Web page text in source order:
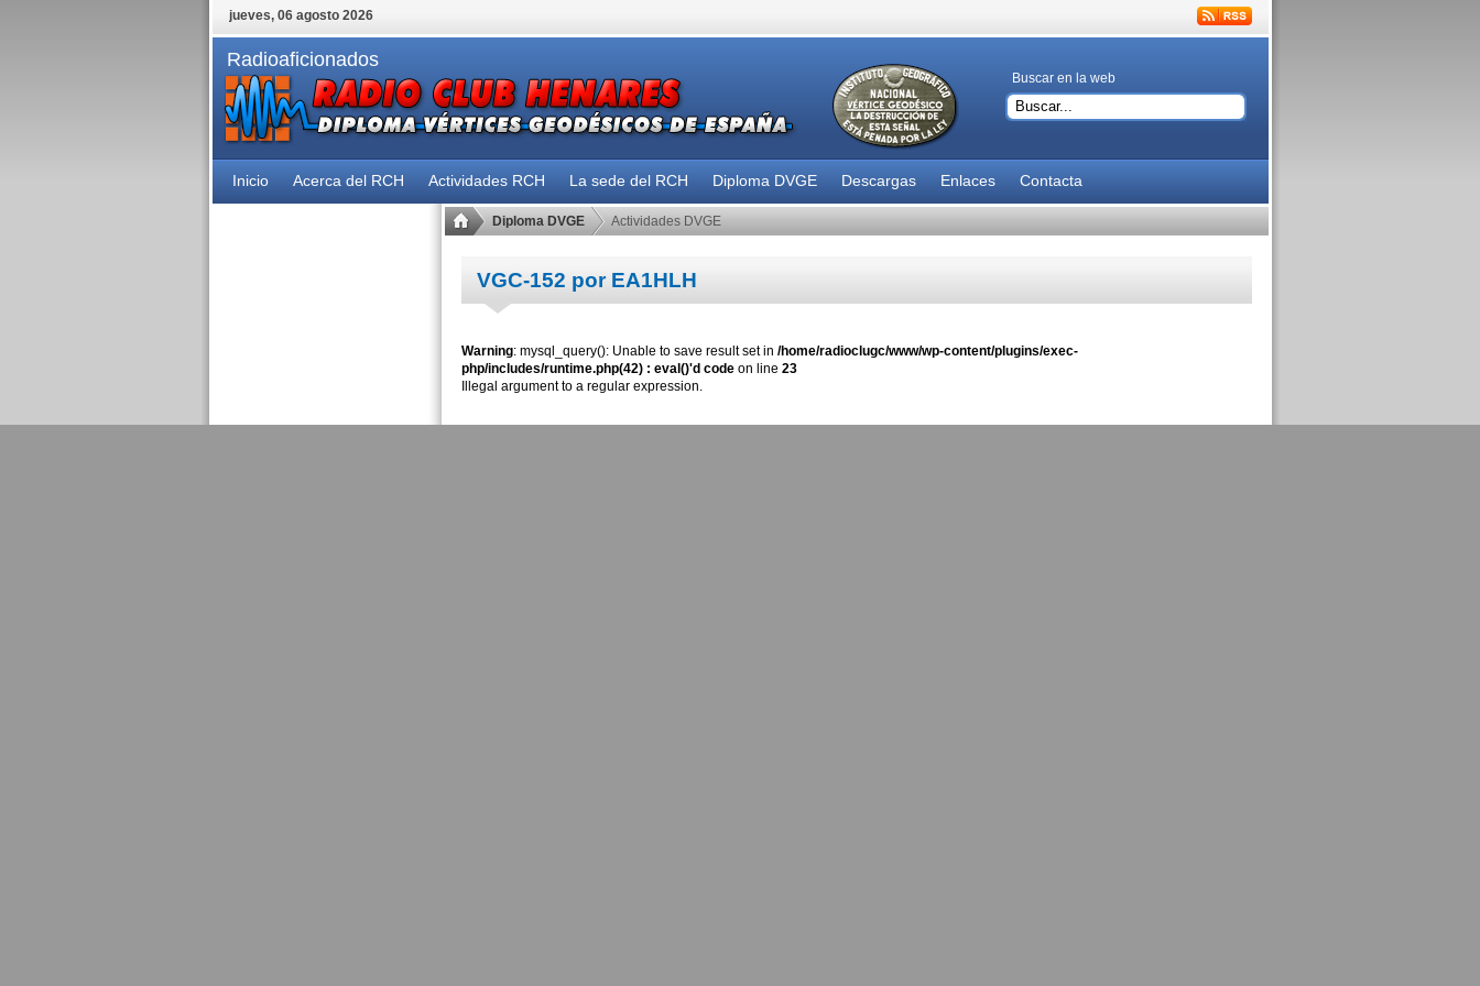
jueves, 06 agosto 2026
Radioaficionados
Buscar en la web
Inicio Acerca del RCH Actividades RCH La sede del RCH Diploma DVGE Descargas Enlaces Contacta
Diploma DVGE Actividades DVGE
VGC-152 por EA1HLH
Warning: mysql_query(): Unable to save result set in /home/radioclugc/www/wp-content/plugins/exec-
php/includes/runtime.php(42) : eval()'d codeon line 23
Illegal argument to a regular expression.